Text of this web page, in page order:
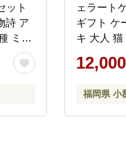
ット
詩 ア
ミル
デザ
ェラート
ギフト ケ
キ 大人 猫
フト 猫
念日 ねこ
ルケーキ
福岡県 小